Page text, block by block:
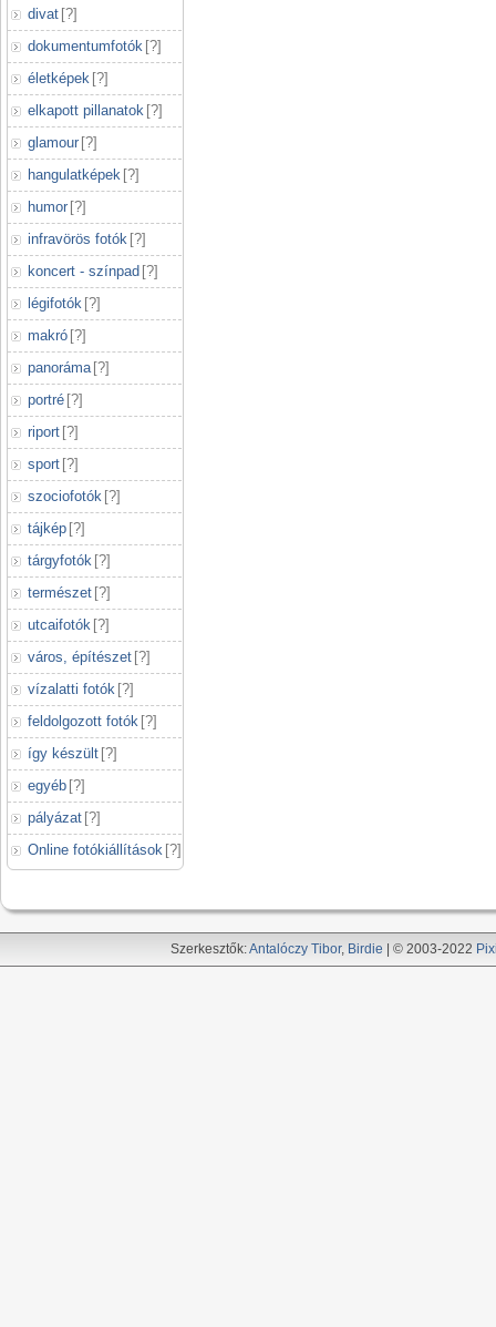
divat [?]
dokumentumfotók [?]
életképek [?]
elkapott pillanatok [?]
glamour [?]
hangulatképek [?]
humor [?]
infravörös fotók [?]
koncert - színpad [?]
légifotók [?]
makró [?]
panoráma [?]
portré [?]
riport [?]
sport [?]
szociofotók [?]
tájkép [?]
tárgyfotók [?]
természet [?]
utcaifotók [?]
város, építészet [?]
vízalatti fotók [?]
feldolgozott fotók [?]
így készült [?]
egyéb [?]
pályázat [?]
Online fotókiállítások [?]
Szerkesztők:Antalóczy Tibor, Birdie | © 2003-2022